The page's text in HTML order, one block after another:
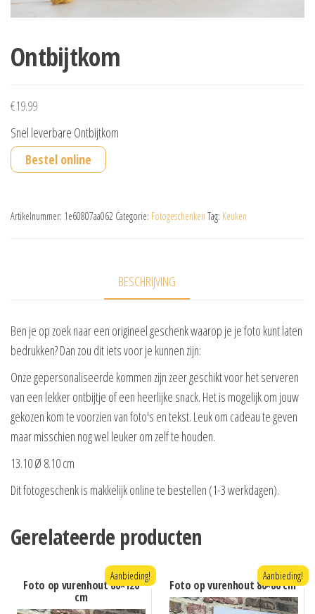
Ontbijtkom
€19.99
Snel leverbare Ontbijtkom
Bestel online
Artikelnummer: 1e60807aa062 Categorie: Fotogeschenken Tag: Keuken
BESCHRIJVING
Ben je op zoek naar een origineel geschenk waarop je je foto kunt laten
bedrukken? Dan zou dit iets voor je kunnen zijn:
Onze gepersonaliseerde kommen zijn zeer geschikt voor het serveren
van een lekker ontbijtje of een heerlijke snack. Het is mogelijk om jouw
gekozen kom te voorzien van foto's en tekst. Leuk om cadeau te geven
maar misschien nog wel leuker om zelf te houden.
13.10 Ø 8.10 cm
Dit fotogeschenk is makkelijk online te bestellen (1-3 werkdagen).
Gerelateerde producten
Foto op vurenhout 80×120
cm
Aanbieding!
Foto op vurenhout 80×80 cm
Aanbieding!